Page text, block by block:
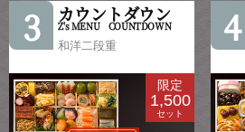
3 カウントダウン
Z's MENU COUNTDOWN
和洋二段重
限定
1,500
セット
4